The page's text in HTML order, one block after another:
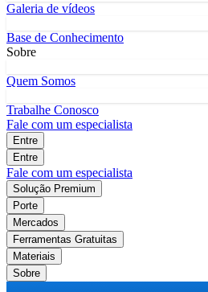
Galeria de vídeos
Base de Conhecimento
Sobre
Quem Somos
Trabalhe Conosco
Fale com um especialista
Entre
Entre
Fale com um especialista
Solução Premium
Porte
Mercados
Ferramentas Gratuitas
Materiais
Sobre